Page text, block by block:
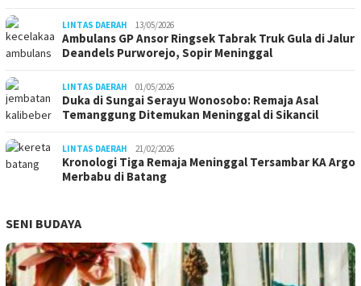
LINTAS DAERAH 13/05/2026
Ambulans GP Ansor Ringsek Tabrak Truk Gula di Jalur
Deandels Purworejo, Sopir Meninggal
LINTAS DAERAH 01/05/2026
Duka di Sungai Serayu Wonosobo: Remaja Asal
Temanggung Ditemukan Meninggal di Sikancil
LINTAS DAERAH 21/02/2026
Kronologi Tiga Remaja Meninggal Tersambar KA Argo
Merbabu di Batang
SENI BUDAYA